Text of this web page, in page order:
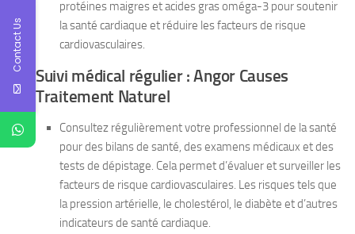
protéines maigres et acides gras oméga-3 pour soutenir
la santé cardiaque et réduire les facteurs de risque
cardiovasculaires.
Suivi médical régulier : Angor Causes
Traitement Naturel
Consultez régulièrement votre professionnel de la santé
pour des bilans de santé, des examens médicaux et des
tests de dépistage. Cela permet d’évaluer et surveiller les
facteurs de risque cardiovasculaires. Les risques tels que
la pression artérielle, le cholestérol, le diabète et d’autres
indicateurs de santé cardiaque.
Contact Us